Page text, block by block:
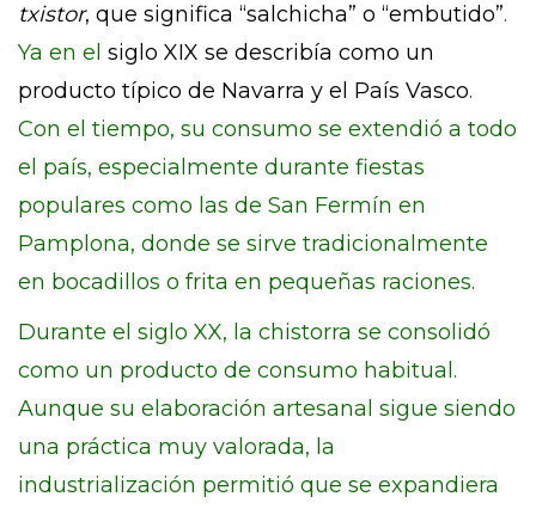
txistor, que significa “salchicha” o “embutido”.
Ya en el siglo XIX se describía como un
producto típico de Navarra y el País Vasco.
Con el tiempo, su consumo se extendió a todo
el país, especialmente durante fiestas
populares como las de San Fermín en
Pamplona, donde se sirve tradicionalmente
en bocadillos o frita en pequeñas raciones.
Durante el siglo XX, la chistorra se consolidó
como un producto de consumo habitual.
Aunque su elaboración artesanal sigue siendo
una práctica muy valorada, la
industrialización permitió que se expandiera